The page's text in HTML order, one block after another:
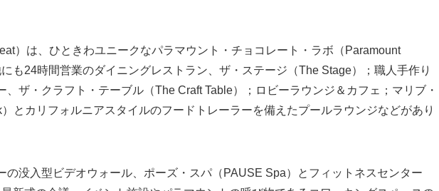
）は、ひときわユニークなパラマウント・チョコレート・ラボ（Paramount
も24時間営業のダイニングレストラン、ザ・ステージ（The Stage）；職人手作り
、ザ・クラフト・テーブル（The Craft Table）；ロビーラウンジ＆カフェ；マリブ・
とカリフォルニアスタイルのフードトレーラーを備えたプールラウンジなどがあり
の没入型ビデオウォール、ポーズ・スパ（PAUSE Spa）とフィットネスセンター